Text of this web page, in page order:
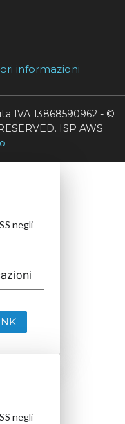
informazioni
IVA 13868590962 - ©
ISP AWS
negli
negli